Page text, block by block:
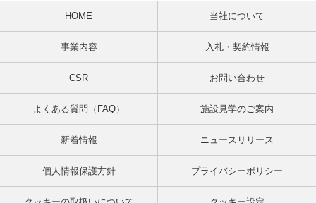
HOME 当社について
事業内容 入札・契約情報
CSR お問い合わせ
よくある質問（FAQ） 施設見学のご案内
新着情報 ニュースリリース
個人情報保護方針 プライバシーポリシー